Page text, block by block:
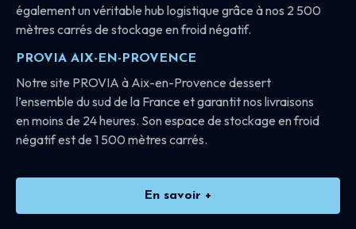
également un véritable hub logistique grâce à nos 2 500
mètres carrés de stockage en froid négatif.
PROVIA AIX-EN-PROVENCE
Notre site PROVIA à Aix-en-Provence dessert
l’ensemble du sud de la France et garantit nos livraisons
en moins de 24 heures. Son espace de stockage en froid
négatif est de 1 500 mètres carrés.
En savoir +